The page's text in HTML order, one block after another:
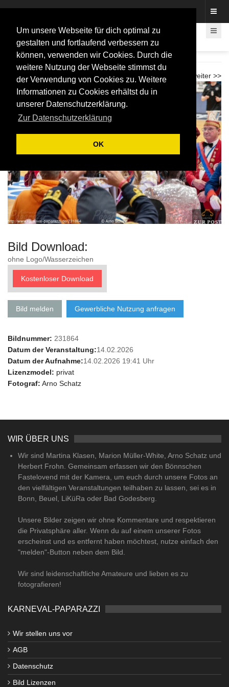
Um unsere Webseite für dich optimal zu
gestalten und fortlaufend verbessern zu
können, verwenden wir Cookies. Durch die
weitere Nutzung der Webseite stimmst du
der Verwendung von Cookies zu. Weitere
Informationen zu Cookies erhältst du in
unserer Datenschutzerklärung.
Zur Datenschutzerklärung
OK
Karnevalspiel Telekom Baskets 2026
weiter >>
<< zurück
Bild Download:
ohne Logo/Wasserzeichen
Kostenloser Download
Bild melden Gewerbliche Nutzung anfragen
Bildnummer: 231864
Datum der Veranstaltung:14.02.2026
Datum der Aufnahme:14.02.2026 19:41 Uhr
Lizenzmodel: privat
Fotograf: Arno Schatz
WIR ÜBER UNS
Wir sind Martina Klasen, Marion Müller-White, Arno Schatz und
Herbert Frohn. Gemeinsam erfassen wir den Bönnschen
Fastelovend mit der Kamera, um euch durch unsere Fotos an
den vielfältigen Veranstaltungen teilhaben zu lassen, sei es in
Bonn, Beuel, LiKüRa oder Bad Godesberg.
Unsere Bilder zeigen wir ohne Kommentare und respektieren
die Privatsphäre aller. Wenn du auf einem unserer Fotos
erscheinst und es entfernt haben möchtest, nutze einfach den
"melden"-Button neben dem Bild.
Wir sind leidenschaftliche Amateure und lieben es zu
fotografieren!
KARNEVAL-PAPARAZZI
Wir stellen uns vor
AGB
Datenschutz
Bild Lizenzen